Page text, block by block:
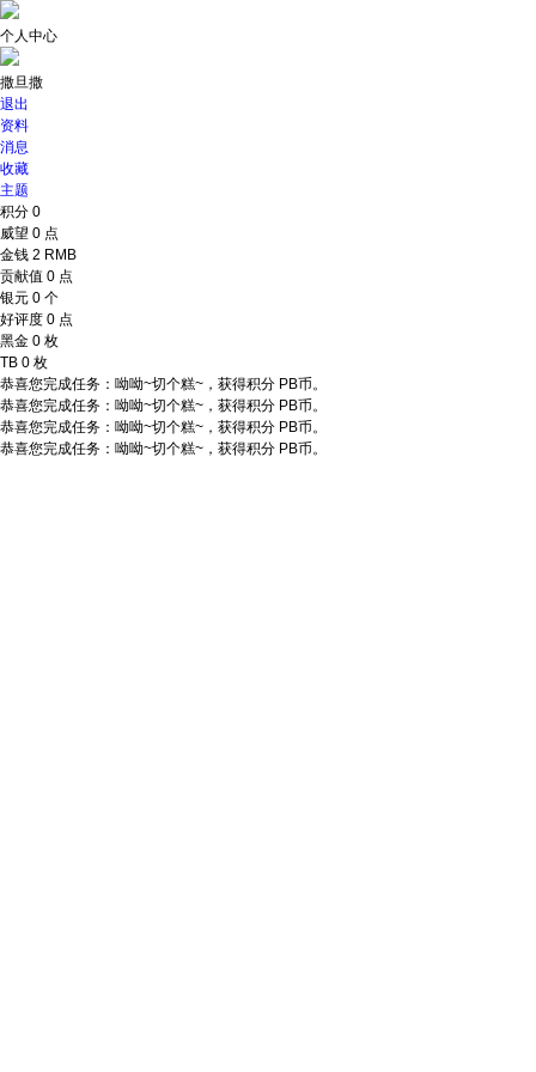
个人中心
撒旦撒
退出
资料
消息
收藏
主题
积分 0
威望 0 点
金钱 2 RMB
贡献值 0 点
银元 0 个
好评度 0 点
黑金 0 枚
TB 0 枚
恭喜您完成任务：呦呦~切个糕~，获得积分 PB币。
恭喜您完成任务：呦呦~切个糕~，获得积分 PB币。
恭喜您完成任务：呦呦~切个糕~，获得积分 PB币。
恭喜您完成任务：呦呦~切个糕~，获得积分 PB币。